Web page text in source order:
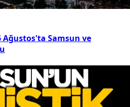
Samsun ve